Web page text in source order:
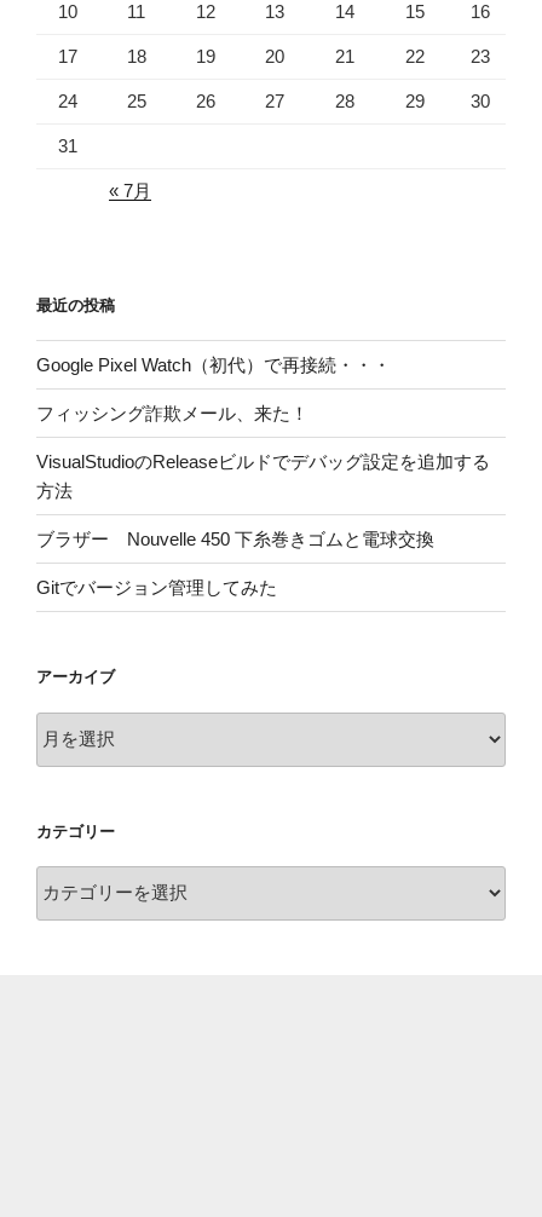
10 11 12 13 14 15 16
17 18 19 20 21 22 23
24 25 26 27 28 29 30
31
« 7月
最近の投稿
Google Pixel Watch（初代）で再接続・・・
フィッシング詐欺メール、来た！
VisualStudioのReleaseビルドでデバッグ設定を追加する
方法
ブラザー Nouvelle 450 下糸巻きゴムと電球交換
Gitでバージョン管理してみた
アーカイブ
ー
ブ
カテゴリー
テ